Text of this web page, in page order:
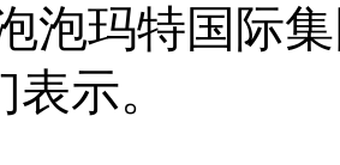
泡玛特国际
示。